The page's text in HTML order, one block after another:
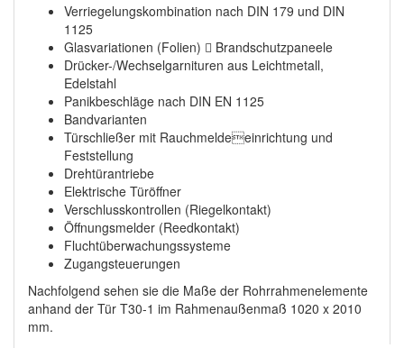
Verriegelungskombination nach DIN 179 und DIN
1125
Glasvariationen (Folien)  Brandschutzpaneele
Drücker-/Wechselgarnituren aus Leichtmetall,
Edelstahl
Panikbeschläge nach DIN EN 1125
Bandvarianten
Türschließer mit Rauchmeldeeinrichtung und
Feststellung
Drehtürantriebe
Elektrische Türöffner
Verschlusskontrollen (Riegelkontakt)
Öffnungsmelder (Reedkontakt)
Fluchtüberwachungssysteme
Zugangsteuerungen
Nachfolgend sehen sie die Maße der Rohrrahmenelemente
anhand der Tür T30-1 im Rahmenaußenmaß 1020 x 2010
mm.